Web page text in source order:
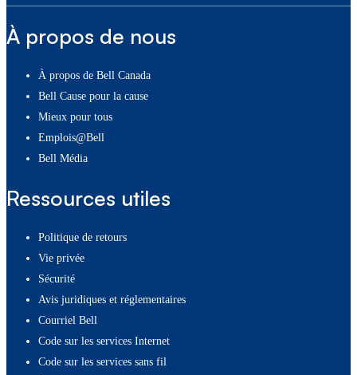
À propos de nous
À propos de Bell Canada
Bell Cause pour la cause
Mieux pour tous
Emplois@Bell
Bell Média
Ressources utiles
Politique de retours
Vie privée
Sécurité
Avis juridiques et réglementaires
Courriel Bell
Code sur les services Internet
Code sur les services sans fil